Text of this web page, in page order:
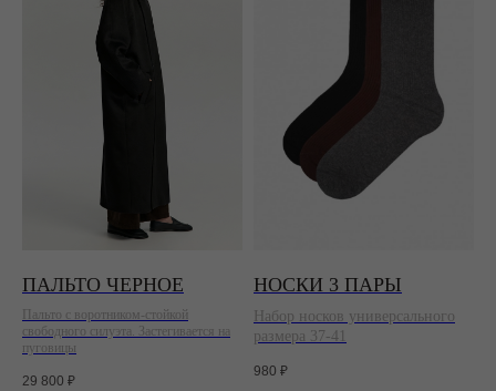
ПАЛЬТО ЧЕРНОЕ
Пальто с воротником-стойкой
свободного силуэта. Застегивается на
пуговицы
29 800 ₽
НОСКИ 3 ПАРЫ
Набор носков универсального
размера 37-41
980 ₽